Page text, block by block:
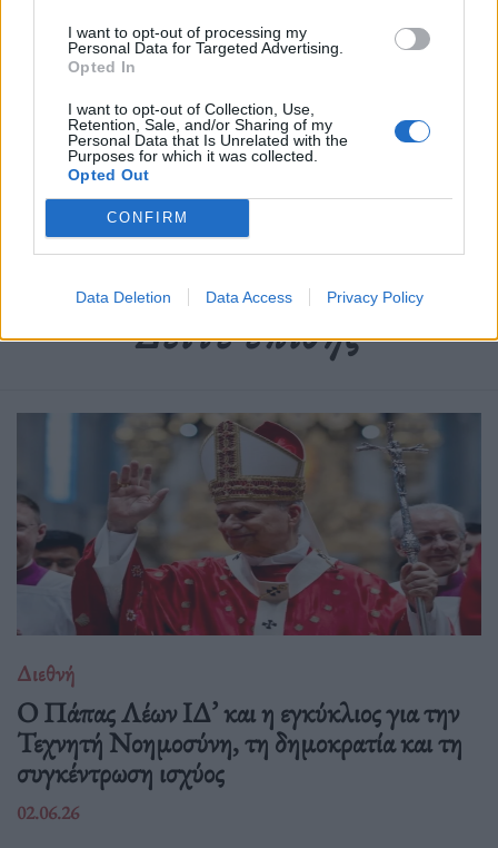
I want to opt-out of processing my
Personal Data for Targeted Advertising.
Opted In
I want to opt-out of Collection, Use,
Retention, Sale, and/or Sharing of my
Personal Data that Is Unrelated with the
Purposes for which it was collected.
Opted Out
CONFIRM
Data Deletion Data Access Privacy Policy
Ετικέτες :trailer,Transformers: Rise of the Beasts
Δείτε επίσης
Διεθνή
Ο Πάπας Λέων ΙΔ’ και η εγκύκλιος για την
Τεχνητή Νοημοσύνη, τη δημοκρατία και τη
συγκέντρωση ισχύος
02.06.26